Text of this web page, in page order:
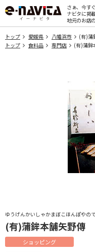
さぁ、今す
ナビタに掲
地元のお店
トップ 愛媛県 八幡浜市
(有)蒲
トップ
食料品 専門店 (有)蒲鉾
ゆうげんかいしゃかまぼこほんぽやの
(有)蒲鉾本舗矢野傳
ショッピング